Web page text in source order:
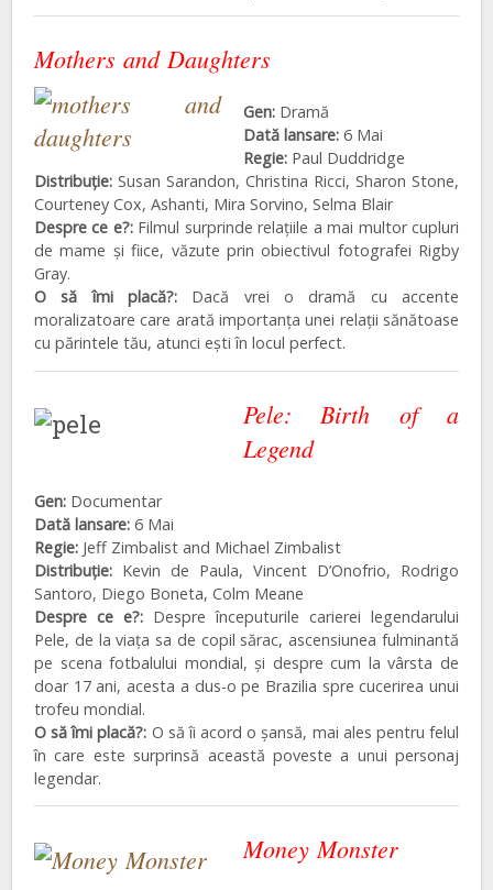
Mothers and Daughters
Gen: Dramă
Dată lansare: 6 Mai
Regie: Paul Duddridge
Distribuţie: Susan Sarandon, Christina Ricci, Sharon Stone,
Courteney Cox, Ashanti, Mira Sorvino, Selma Blair
Despre ce e?:Filmul surprinde relațiile a mai multor cupluri
de mame și fiice, văzute prin obiectivul fotografei Rigby
Gray.
O să îmi placă?: Dacă vrei o dramă cu accente
moralizatoare care arată importanța unei relații sănătoase
cu părintele tău, atunci ești în locul perfect.
Pele: Birth of a
Legend
Gen: Documentar
Dată lansare: 6 Mai
Regie: Jeff Zimbalist and Michael Zimbalist
Distribuţie: Kevin de Paula, Vincent D’Onofrio, Rodrigo
Santoro, Diego Boneta, Colm Meane
Despre ce e?: Despre începuturile carierei legendarului
Pele, de la viața sa de copil sărac, ascensiunea fulminantă
pe scena fotbalului mondial, și despre cum la vârsta de
doar 17 ani, acesta a dus-o pe Brazilia spre cucerirea unui
trofeu mondial.
O să îmi placă?: O să îi acord o șansă, mai ales pentru felul
în care este surprinsă această poveste a unui personaj
legendar.
Money Monster